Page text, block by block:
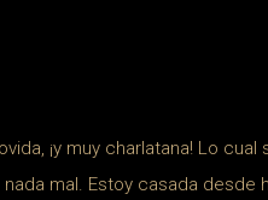
¡y muy charlatana! Lo
mal. Estoy casada desde